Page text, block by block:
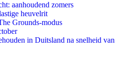
aanhoudend zomers
heuvelrit
Grounds-modus
in Duitsland na snelheid van